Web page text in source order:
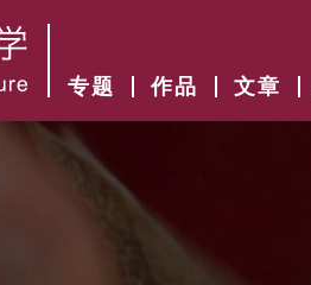
专题 作品 文章